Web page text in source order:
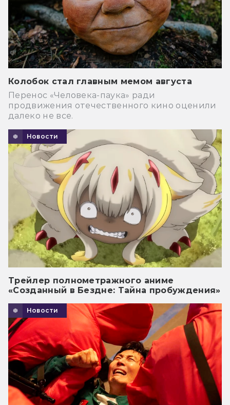
Колобок стал главным мемом августа
Перенос «Человека-паука» ради
продвижения отечественного кино оценили
далеко не все.
Новости
Трейлер полнометражного аниме
«Созданный в Бездне: Тайна пробуждения»
Новости